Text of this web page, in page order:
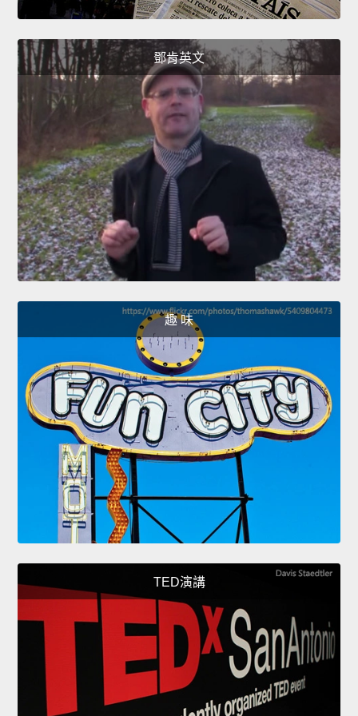
鄧肯英文
趣 味
TED演講